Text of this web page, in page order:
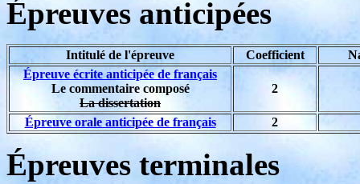
Épreuves anticipées
Intitulé de l'épreuve Coefficient
Épreuve écrite anticipée de français
Le commentaire composé
La dissertation
2
Épreuve orale anticipée de français 2
Épreuves terminales